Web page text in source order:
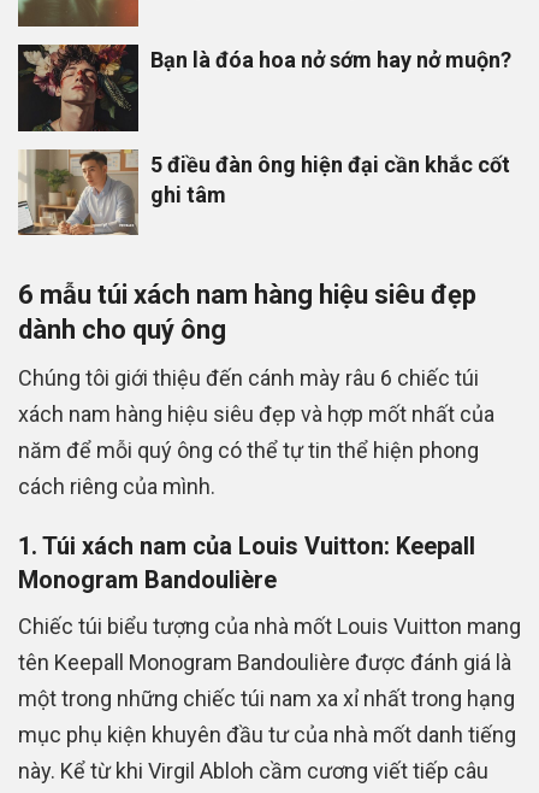
Bạn là đóa hoa nở sớm hay nở muộn?
5 điều đàn ông hiện đại cần khắc cốt
ghi tâm
6 mẫu túi xách nam hàng hiệu siêu đẹp
dành cho quý ông
Chúng tôi giới thiệu đến cánh mày râu 6 chiếc túi
xách nam hàng hiệu siêu đẹp và hợp mốt nhất của
năm để mỗi quý ông có thể tự tin thể hiện phong
cách riêng của mình.
1. Túi xách nam của Louis Vuitton: Keepall
Monogram Bandoulière
Chiếc túi biểu tượng của nhà mốt Louis Vuitton mang
tên Keepall Monogram Bandoulière được đánh giá là
một trong những chiếc túi nam xa xỉ nhất trong hạng
mục phụ kiện khuyên đầu tư của nhà mốt danh tiếng
này. Kể từ khi Virgil Abloh cầm cương viết tiếp câu